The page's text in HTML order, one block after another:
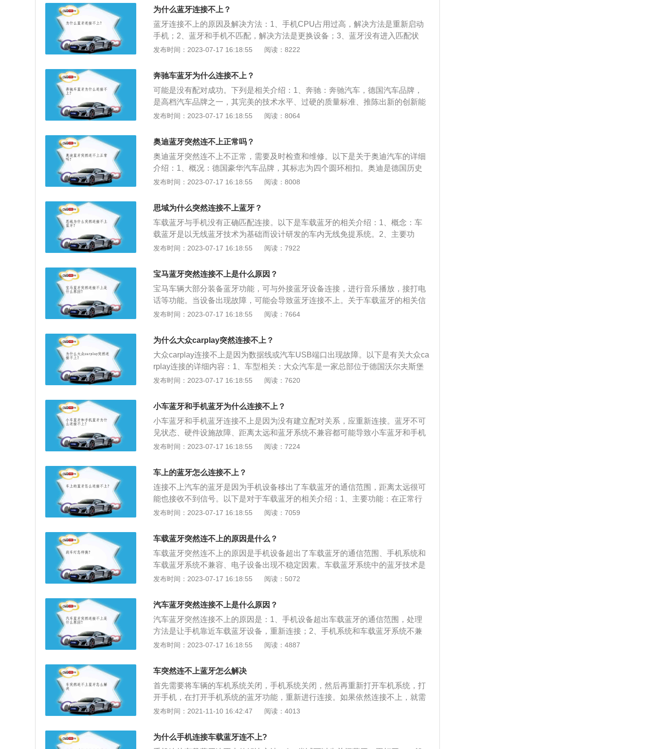
稳定：由于电子设备存在不稳定性因素；解决方法：建议用户重启手机后重新连
接。4、连接其他设备：手机蓝牙有其他设备连接记录；解决方法：建议删除原
来连接过的蓝牙设备。5、硬件故障：硬件设施故障，无论是车载蓝牙模块出了
问题还是手机的蓝牙功能有问题都不能成功连接上；解决方法：维修或更换蓝牙
模块。
为什么蓝牙连接不上？
蓝牙连接不上的原因及解决方法：1、手机CPU占用过高，解决方法是重新启动
手机；2、蓝牙和手机不匹配，解决方法是更换设备；3、蓝牙没有进入匹配状
态，解决方法是长按开机键十秒进入匹配状态；4、设备问题，解决方法是将已
的设备，解决方法是换一地点另行尝试，如果仍不成功，可以进行恢复出厂设置
操作，不同设备恢复出厂操作方式不同，可以参照说明书或咨询客服。
发布时间：2023-07-17 16:18:55 阅读：8222
奔驰车蓝牙为什么连接不上？
可能是没有配对成功。下列是相关介绍：1、奔驰：奔驰汽车，德国汽车品牌，
是高档汽车品牌之一，其完美的技术水平、过硬的质量标准、推陈出新的创新能
力、以及一系列经典轿跑车款式令人称道。2、简介：从汽车诞生直到今天，奔
奔驰汽车已过百岁寿辰，然而它的名字和公司的口号一样，依然叫的响亮。
发布时间：2023-07-17 16:18:55 阅读：8064
奥迪蓝牙突然连不上正常吗？
奥迪蓝牙突然连不上不正常，需要及时检查和维修。以下是关于奥迪汽车的详细
介绍：1、概况：德国豪华汽车品牌，其标志为四个圆环相扣。奥迪是德国历史
最悠久的汽车制造商之一。现为德国大众汽车公司的子公司，总部设在德国的英
6、奥迪A7、奥迪A8、奥迪Q1、奥迪Q2、奥迪Q3、奥迪Q5、奥迪Q7、奥迪Q
8、奥迪TT、奥迪R8以及S、RS性能系列等。
发布时间：2023-07-17 16:18:55 阅读：8008
思域为什么突然连接不上蓝牙？
车载蓝牙与手机没有正确匹配连接。以下是车载蓝牙的相关介绍：1、概念：车
载蓝牙是以无线蓝牙技术为基础而设计研发的车内无线免提系统。2、主要功
能：主要功能为在正常行驶中用蓝牙技术与手机连接进行免提通话，解放双手，
通信环境建立通用的无线电空中接口，将通信技术与计算机技术进一步结合起
来，使各种3C设备在没有电线或电缆相互连接的情况下，能在近距离范围内实现
相互通信或操作。
发布时间：2023-07-17 16:18:55 阅读：7922
宝马蓝牙突然连接不上是什么原因？
宝马车辆大部分装备蓝牙功能，可与外接蓝牙设备连接，进行音乐播放，接打电
话等功能。当设备出现故障，可能会导致蓝牙连接不上。关于车载蓝牙的相关信
息如下：1、作用：在蓝牙功能成功匹配之后，可以使用手机来播放音频文件，
全，在车机系统和蓝牙系统连接后，可以直接在车机系统上拨打电话，以免提的
形式使用。2、自动连接：只要在手机和车机连接之后，再次使用的时候就会自
动连接，前提是手机的蓝牙系统必须要开启。不需要频繁地连接，也是节省了一
定的时间，为机动车辆使用带来了一定的方便，但是用蓝牙电话需要注意，要注
意隐私性。
发布时间：2023-07-17 16:18:55 阅读：7664
为什么大众carplay突然连接不上？
大众carplay连接不上是因为数据线或汽车USB端口出现故障。以下是有关大众ca
rplay连接的详细内容：1、车型相关：大众汽车是一家总部位于德国沃尔夫斯堡
的汽车制造公司，也是大众汽车集团的核心企业。大众集团的乘用车业务分为奥
2、注意事项：carplay连接需要通过USB数据线连接。如果手机Siri没有打开，则
会在车载主机上提示carplay不可用。
发布时间：2023-07-17 16:18:55 阅读：7620
小车蓝牙和手机蓝牙为什么连接不上？
小车蓝牙和手机蓝牙连接不上是因为没有建立配对关系，应重新连接。蓝牙不可
见状态、硬件设施故障、距离太远和蓝牙系统不兼容都可能导致小车蓝牙和手机
蓝牙连接不上。以下为其他状况导致的两者蓝牙连接不上：1、蓝牙不可见状
对方，自然也就无法进行连接配对操作。2、硬件设施故障：无论是车载蓝牙模
块出了问题还是手机的蓝牙功能有问题都不能成功连接上。3、距离太远：当前
的手机设备移出了车载蓝牙的通信范围，距离太远时很可能接收不到信号。
发布时间：2023-07-17 16:18:55 阅读：7224
车上的蓝牙怎么连接不上？
连接不上汽车的蓝牙是因为手机设备移出了车载蓝牙的通信范围，距离太远很可
能也接收不到信号。以下是对于车载蓝牙的相关介绍：1、主要功能：在正常行
驶中用蓝牙技术与手机连接进行免提通话，已达到解放双手，降低交通肇事隐
充电器的免提蓝牙--黑金刚。黑金刚使用可充电锂电池，并配置特别的太阳能充
电器。驾驶员可以接听电话不必戴耳机而且可以使用最新消噪技术减低其他声音
的干扰，显示出浓烈的科技韵味。
发布时间：2023-07-17 16:18:55 阅读：7059
车载蓝牙突然连不上的原因是什么？
车载蓝牙突然连不上的原因是手机设备超出了车载蓝牙的通信范围、手机系统和
车载蓝牙系统不兼容、电子设备出现不稳定因素。车载蓝牙系统中的蓝牙技术是
从手机的蓝牙技术延续下来的，拥有相同的发射系统。车载蓝牙只是以无线蓝牙
中用蓝牙技术与手机连接进行免提通话，已达到解放双手，降低交通肇事隐患的
目的。车载蓝牙突然连不上的解决方法：可以把车载系统恢复出厂设置，或者是
清空蓝牙列表，关闭其他蓝牙设备，通过手机蓝牙配对找到车载系统，再输入配
对码进行连接；这是由于有部分车载蓝牙设备需要匹配码进行配对，如果曾经连
接过并更换过手机，就很有可能会导致手机蓝牙系统出现仍旧与此前手机匹配的
系统的蓝牙模块出现故障，可以去品牌售后检查一下是否正常。
发布时间：2023-07-17 16:18:55 阅读：5072
汽车蓝牙突然连接不上是什么原因？
汽车蓝牙突然连接不上的原因是：1、手机设备超出车载蓝牙的通信范围，处理
方法是让手机靠近车载蓝牙设备，重新连接；2、手机系统和车载蓝牙系统不兼
容，处理方法是升级手机系统到新版本，重新连接车载蓝牙系统；3、电子设备
设备有连接记录或者是连接记录过多，处理方法是删掉之前不用的蓝牙设备，重
新尝试连接；5、硬件设备出现问题。
发布时间：2023-07-17 16:18:55 阅读：4887
车突然连不上蓝牙怎么解决
首先需要将车辆的车机系统关闭，手机系统关闭，然后再重新打开车机系统，打
开手机，在打开手机系统的蓝牙功能，重新进行连接。如果依然连接不上，就需
要更换手机来进行尝试，来具体检查问题的所在。机动车辆的车载蓝牙是以无线
的过程中，使用蓝牙技术和手机进行连接，连接之后可以解放机动车驾驶人的双
手，降低交通事故的隐患，对机动车驾驶人来说是非常方便的。
发布时间：2021-11-10 16:42:47 阅读：4013
为什么手机连接车载蓝牙连不上?